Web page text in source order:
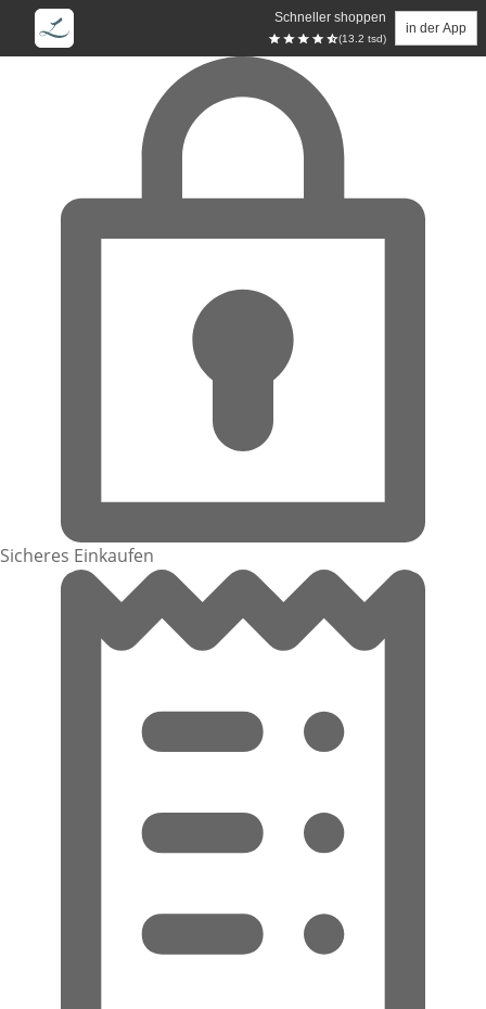
Schneller shoppen
(13.2 tsd)
in der App
Zum Hauptinhalt springen
Sicheres Einkaufen